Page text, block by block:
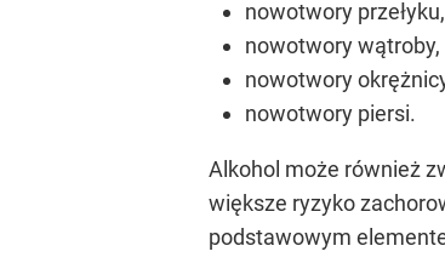
nowotwory przełyku,
nowotwory wątroby,
nowotwory
nowotwory piersi.
Alkohol może również
większe ryzyko
podstawowym